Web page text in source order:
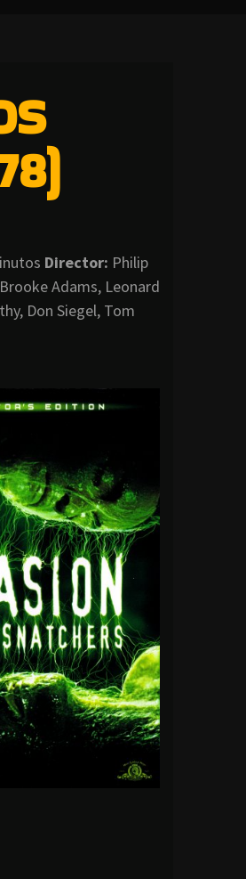
Director: Philip
Adams, Leonard
Don Siegel, Tom